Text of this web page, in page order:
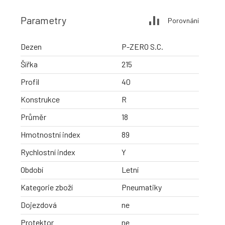
Parametry Porovnání
Dezen
P-ZERO S.C.
Šířka
215
Profil
40
Konstrukce
R
Průměr
18
Hmotnostní index
89
Rychlostní index
Y
Období
Letní
Kategorie zboží
Pneumatiky
Dojezdová
ne
Protektor
ne